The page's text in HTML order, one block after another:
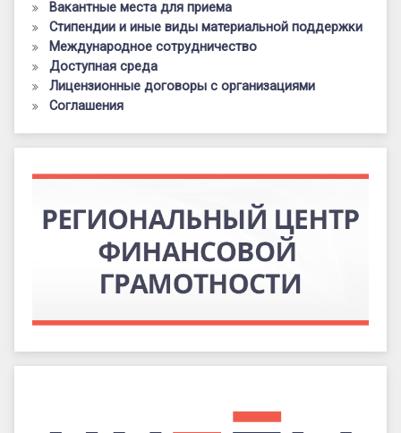
Вакантные места для приема
Стипендии и иные виды материальной поддержки
Международное сотрудничество
Доступная среда
Лицензионные договоры с организациями
Соглашения